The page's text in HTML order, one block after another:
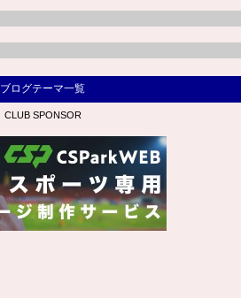
ブログテーマ一覧
CLUB SPONSOR